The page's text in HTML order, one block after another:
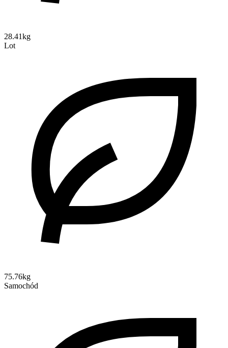
28.41kg
Lot
75.76kg
Samochód